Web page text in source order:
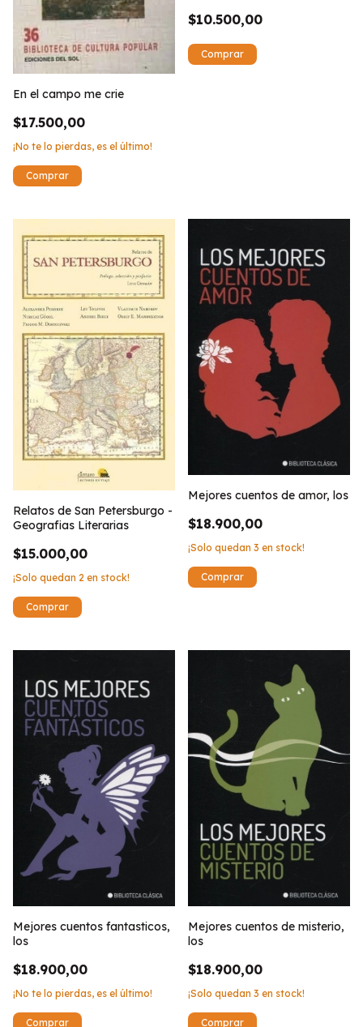
En el campo me crie
$17.500,00
¡No te lo pierdas, es el último!
$10.500,00
Relatos de San Petersburgo -
Geografias Literarias
$15.000,00
¡Solo quedan 2 en stock!
Mejores cuentos de amor, los
$18.900,00
¡Solo quedan 3 en stock!
Mejores cuentos fantasticos,
los
$18.900,00
¡No te lo pierdas, es el último!
Mejores cuentos de misterio,
los
$18.900,00
¡Solo quedan 3 en stock!